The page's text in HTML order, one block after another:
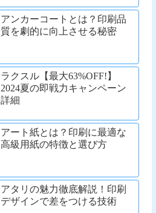
アンカーコートとは？印刷品
質を劇的に向上させる秘密
ラクスル【最大63%OFF!】
2024夏の即戦力キャンペーン
詳細
アート紙とは？印刷に最適な
高級用紙の特徴と選び方
アタリの魅力徹底解説！印刷
デザインで差をつける技術